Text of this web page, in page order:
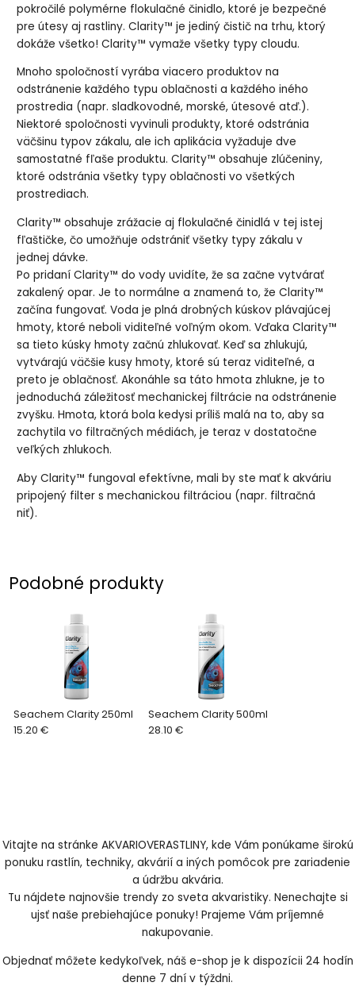
pokročilé polymérne flokulačné činidlo, ktoré je bezpečné
pre útesy aj rastliny. Clarity™ je jediný čistič na trhu, ktorý
dokáže všetko! Clarity™ vymaže všetky typy cloudu.
Mnoho spoločností vyrába viacero produktov na
odstránenie každého typu oblačnosti a každého iného
prostredia (napr. sladkovodné, morské, útesové atď.).
Niektoré spoločnosti vyvinuli produkty, ktoré odstránia
väčšinu typov zákalu, ale ich aplikácia vyžaduje dve
samostatné fľaše produktu. Clarity™ obsahuje zlúčeniny,
ktoré odstránia všetky typy oblačnosti vo všetkých
prostrediach.
Clarity™ obsahuje zrážacie aj flokulačné činidlá v tej istej
fľaštičke, čo umožňuje odstrániť všetky typy zákalu v
jednej dávke.
Po pridaní Clarity™ do vody uvidíte, že sa začne vytvárať
zakalený opar. Je to normálne a znamená to, že Clarity™
začína fungovať. Voda je plná drobných kúskov plávajúcej
hmoty, ktoré neboli viditeľné voľným okom. Vďaka Clarity™
sa tieto kúsky hmoty začnú zhlukovať. Keď sa zhlukujú,
vytvárajú väčšie kusy hmoty, ktoré sú teraz viditeľné, a
preto je oblačnosť. Akonáhle sa táto hmota zhlukne, je to
jednoduchá záležitosť mechanickej filtrácie na odstránenie
zvyšku. Hmota, ktorá bola kedysi príliš malá na to, aby sa
zachytila ​​vo filtračných médiách, je teraz v dostatočne
veľkých zhlukoch.
Aby Clarity™ fungoval efektívne, mali by ste mať k akváriu
pripojený filter s mechanickou filtráciou (napr. filtračná
niť).
Podobné produkty
Seachem Clarity 250ml
15.20 €
Seachem Clarity 500ml
28.10 €
Vitajte na stránke AKVARIOVERASTLINY, kde Vám ponúkame širokú
ponuku rastlín, techniky, akvárií a iných pomôcok pre zariadenie
a údržbu akvária.
Tu nájdete najnovšie trendy zo sveta akvaristiky. Nenechajte si
ujsť naše prebiehajúce ponuky! Prajeme Vám príjemné
nakupovanie.
Objednať môžete kedykoľvek, náš e-shop je k dispozícii 24 hodín
denne 7 dní v týždni.